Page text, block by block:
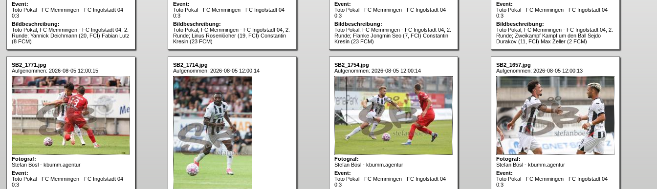
Event:
Toto Pokal - FC Memmingen - FC Ingolstadt 04 -
0:3
Bildbeschreibung:
Toto Pokal; FC Memmingen - FC Ingolstadt 04, 2.
Runde; Yannick Deichmann (20, FCI) Fabian Lutz
(8 FCM)
Event:
Toto Pokal - FC Memmingen - FC Ingolstadt 04 -
0:3
Bildbeschreibung:
Toto Pokal; FC Memmingen - FC Ingolstadt 04, 2.
Runde; Linus Rosenlöcher (19, FCI) Constantin
Kresin (23 FCM)
Event:
Toto Pokal - FC Memmingen - FC Ingolstadt 04 -
0:3
Bildbeschreibung:
Toto Pokal; FC Memmingen - FC Ingolstadt 04, 2.
Runde; Flanke Jongmin Seo (7, FCI) Constantin
Kresin (23 FCM)
Event:
Toto Pokal - FC Memmingen - FC Ingolstadt 04 -
0:3
Bildbeschreibung:
Toto Pokal; FC Memmingen - FC Ingolstadt 04, 2.
Runde; Zweikampf Kampf um den Ball Sejdo
Durakov (11, FCI) Max Zeller (2 FCM)
SB2_1771.jpg
Aufgenommen: 2026-08-05 12:00:15
Fotograf:
Stefan Bösl - kbumm.agentur
Event:
Toto Pokal - FC Memmingen - FC Ingolstadt 04 -
0:3
SB2_1714.jpg
Aufgenommen: 2026-08-05 12:00:14
SB2_1754.jpg
Aufgenommen: 2026-08-05 12:00:14
Fotograf:
Stefan Bösl - kbumm.agentur
Event:
Toto Pokal - FC Memmingen - FC Ingolstadt 04 -
0:3
SB2_1657.jpg
Aufgenommen: 2026-08-05 12:00:13
Fotograf:
Stefan Bösl - kbumm.agentur
Event:
Toto Pokal - FC Memmingen - FC Ingolstadt 04 -
0:3